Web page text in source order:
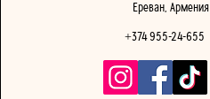
Ереван, Армения
+374 955-24-655